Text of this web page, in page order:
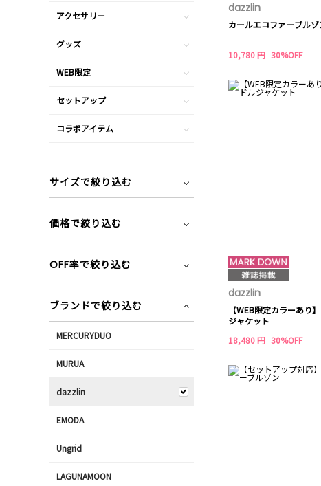
dazzlin
カールエコファーブルゾ
10,780 円 30%OFF
dazzlin
【WEB限定カラーあり
ジャケット
18,480 円 30%OFF
アクセサリー
グッズ
WEB限定
セットアップ
コラボアイテム
サイズで絞り込む
価格で絞り込む
OFF率で絞り込む
ブランドで絞り込む
MERCURYDUO
MURUA
dazzlin
EMODA
Ungrid
LAGUNAMOON